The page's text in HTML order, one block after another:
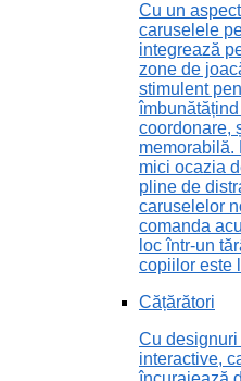
Cu un
caruselele
integrează
zone de
stimulent
coordonare,
memorabilă.
mici ocazia
pline de
caruselelor
comanda
loc într-un
copiilor este
Cățărători
Cu
interactive,